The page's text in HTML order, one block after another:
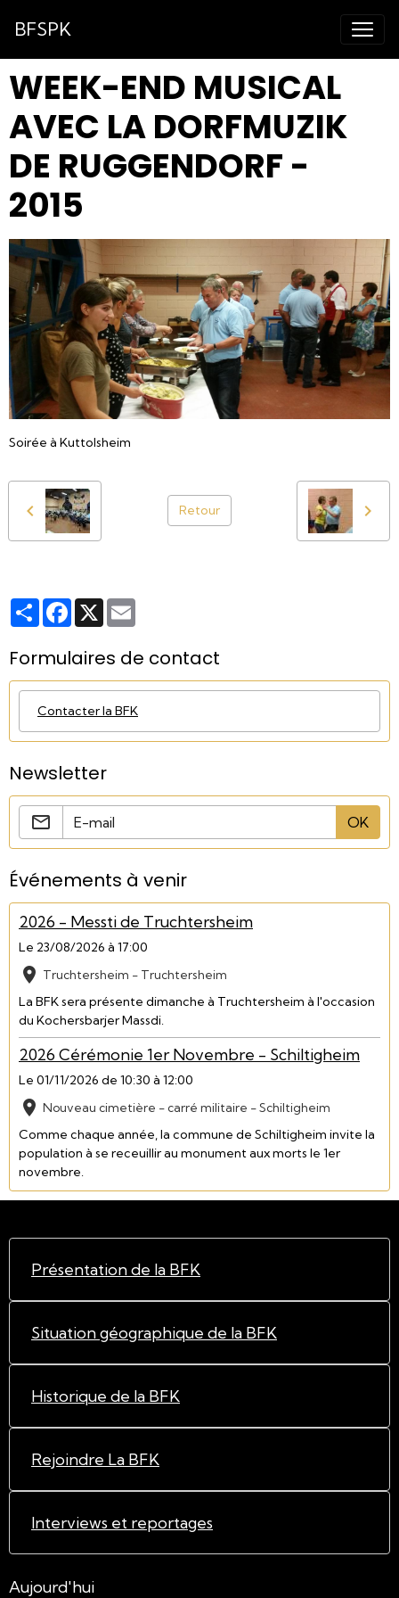
BFSPK
WEEK-END MUSICAL
AVEC LA DORFMUZIK
DE RUGGENDORF -
2015
Soirée à Kuttolsheim
Retour
PartagerFacebook
X
Formulaires de contact
Contacter la BFK
Newsletter
OK
Événements à venir
2026 - Messti de Truchtersheim
Le 23/08/2026 à 17:00
Truchtersheim - Truchtersheim
La BFK sera présente dimanche à Truchtersheim à l'occasion
du Kochersbarjer Massdi.
2026 Cérémonie 1er Novembre - Schiltigheim
Le 01/11/2026 de 10:30 à 12:00
Nouveau cimetière - carré militaire - Schiltigheim
Comme chaque année, la commune de Schiltigheim invite la
population à se receuillir au monument aux morts le 1er
novembre.
Présentation de la BFK
Situation géographique de la BFK
Historique de la BFK
Rejoindre La BFK
Interviews et reportages
Aujourd'hui